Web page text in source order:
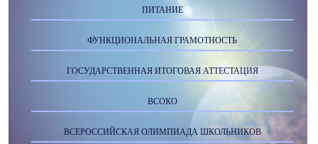
ПИТАНИЕ
ФУНКЦИОНАЛЬНАЯ ГРАМОТНОСТЬ
ГОСУДАРСТВЕННАЯ ИТОГОВАЯ АТТЕСТАЦИЯ
ВСОКО
ВСЕРОССИЙСКАЯ ОЛИМПИАДА ШКОЛЬНИКОВ